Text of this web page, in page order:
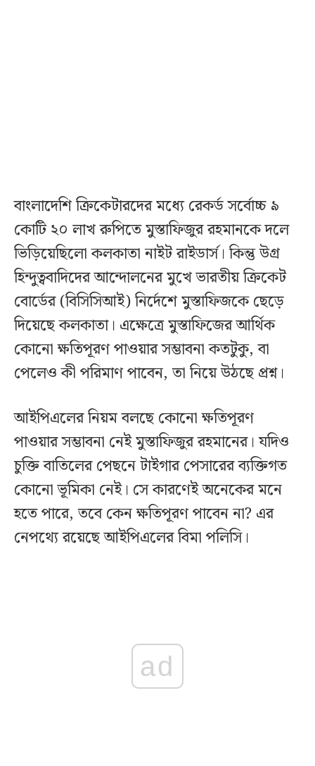
বাংলাদেশি ক্রিকেটারদের মধ্যে রেকর্ড সর্বোচ্চ ৯
কোটি ২০ লাখ রুপিতে মুস্তাফিজুর রহমানকে দলে
ভিড়িয়েছিলো কলকাতা নাইট রাইডার্স। কিন্তু উগ্র
হিন্দুত্ববাদিদের আন্দোলনের মুখে ভারতীয় ক্রিকেট
বোর্ডের (বিসিসিআই) নির্দেশে মুস্তাফিজকে ছেড়ে
দিয়েছে কলকাতা। এক্ষেত্রে মুস্তাফিজের আর্থিক
কোনো ক্ষতিপূরণ পাওয়ার সম্ভাবনা কতটুকু, বা
পেলেও কী পরিমাণ পাবেন, তা নিয়ে উঠছে প্রশ্ন।
আইপিএলের নিয়ম বলছে কোনো ক্ষতিপূরণ
পাওয়ার সম্ভাবনা নেই মুস্তাফিজুর রহমানের। যদিও
চুক্তি বাতিলের পেছনে টাইগার পেসারের ব্যক্তিগত
কোনো ভূমিকা নেই। সে কারণেই অনেকের মনে
হতে পারে, তবে কেন ক্ষতিপূরণ পাবেন না? এর
নেপথ্যে রয়েছে আইপিএলের বিমা পলিসি।
ad